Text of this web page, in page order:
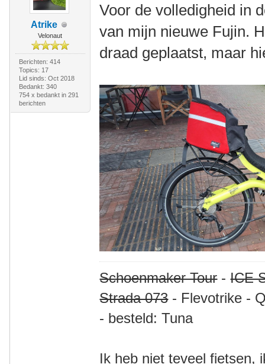
Atrike
Velonaut
Berichten: 414
Topics: 17
Lid sinds: Oct 2018
Bedankt: 340
754 x bedankt in 291
berichten
Voor de volledigheid in
van mijn nieuwe Fujin.
draad geplaatst, maar
Schoenmaker Tour-ICE
Strada 073- Flevotrike -
- besteld: Tuna
Ik heb niet teveel fietsen,